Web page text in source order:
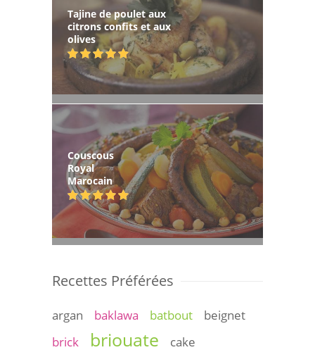
Tajine de poulet aux
citrons confits et aux
olives
Couscous
Royal
Marocain
Recettes Préférées
argan baklawa batbout
beignet
brick
briouate
cake